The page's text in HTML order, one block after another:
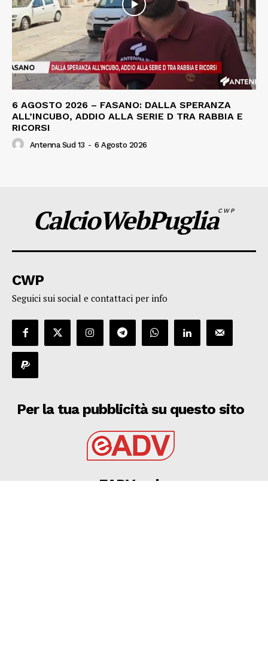
6 AGOSTO 2026 – FASANO: DALLA SPERANZA
ALL’INCUBO, ADDIO ALLA SERIE D TRA RABBIA E
RICORSI
Antenna Sud 13 - 6 Agosto 2026
CalcioWebPugliaCWP
CWP
Seguici sui social e contattaci per info
Per la tua pubblicità su questo sito
EADV s.r.l.